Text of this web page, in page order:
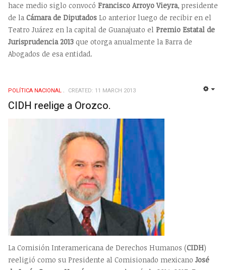
hace medio siglo convocó Francisco Arroyo Vieyra, presidente
de la Cámara de Diputados Lo anterior luego de recibir en el
Teatro Juárez en la capital de Guanajuato el Premio Estatal de
Jurisprudencia 2013 que otorga anualmente la Barra de
Abogados de esa entidad.
POLÍ­TICA NACIONAL CREATED: 11 MARCH 2013
CIDH reelige a Orozco.
La Comisión Interamericana de Derechos Humanos (CIDH)
reeligió como su Presidente al Comisionado mexicano José